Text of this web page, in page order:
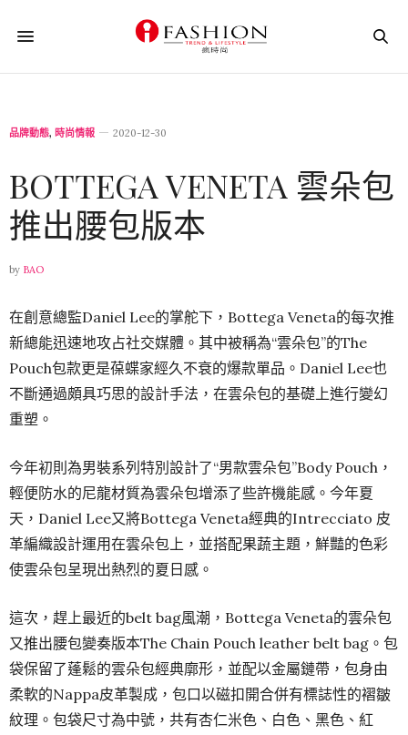
品牌動態, 時尚情報 2020-12-30
BOTTEGA VENETA 雲朵包
推出腰包版本
by BAO
在創意總監Daniel Lee的掌舵下，Bottega Veneta的每次推
新總能迅速地攻占社交媒體。其中被稱為“雲朵包”的The
Pouch包款更是葆蝶家經久不衰的爆款單品。Daniel Lee也
不斷通過頗具巧思的設計手法，在雲朵包的基礎上進行變幻
重塑。
今年初則為男裝系列特別設計了“男款雲朵包”Body Pouch，
輕便防水的尼龍材質為雲朵包增添了些許機能感。今年夏
天，Daniel Lee又將Bottega Veneta經典的Intrecciato 皮
革編織設計運用在雲朵包上，並搭配果蔬主題，鮮豔的色彩
使雲朵包呈現出熱烈的夏日感。
這次，趕上最近的belt bag風潮，Bottega Veneta的雲朵包
又推出腰包變奏版本The Chain Pouch leather belt bag。包
袋保留了蓬鬆的雲朵包經典廓形，並配以金屬鏈帶，包身由
柔軟的Nappa皮革製成，包口以磁扣開合併有標誌性的褶皺
紋理。包袋尺寸為中號，共有杏仁米色、白色、黑色、紅